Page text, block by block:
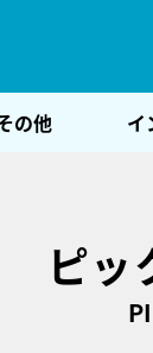
の他 イ
ピッ